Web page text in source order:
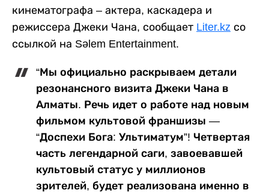
кинематографа – актера, каскадера и
режиссера Джеки Чана, сообщает Liter.kz со
ссылкой на Sәlem Entertainment.
“Мы официально раскрываем детали
резонансного визита Джеки Чана в
Алматы. Речь идет о работе над новым
фильмом культовой франшизы —
“Доспехи Бога: Ультиматум”! Четвертая
часть легендарной саги, завоевавшей
культовый статус у миллионов
зрителей, будет реализована именно в